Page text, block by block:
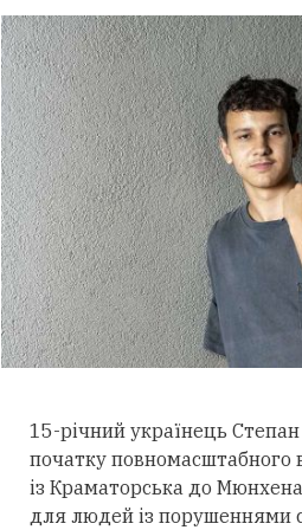
15-річний українець
початку повномасштабного
із Краматорська до
для людей із порушеннями